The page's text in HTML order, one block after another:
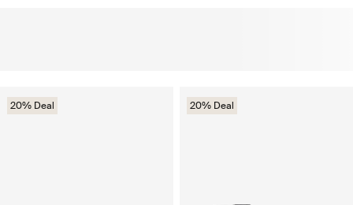
20% Deal 20% Deal